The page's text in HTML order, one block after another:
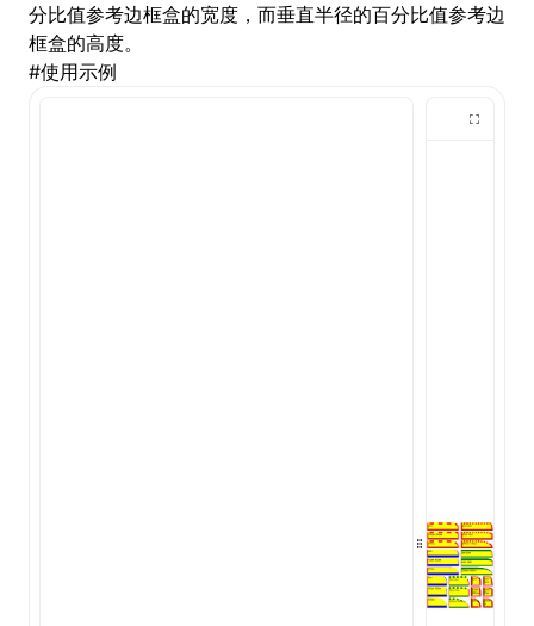
分比值参考边框盒的宽度，而垂直半径的百分比值参考边
框盒的高度。
#使用示例